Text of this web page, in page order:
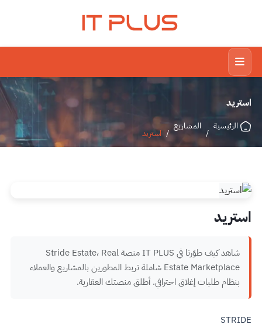
IT PLUS
استريد
الرئيسية
/
المشاريع
/ استريد
استريد
شاهد كيف طوّرنا في IT PLUS منصة Stride Estate، Real
Estate Marketplace شاملة تربط المطورين بالمشاريع والعملاء
بنظام طلبات إغلاق احترافي. أطلق منصتك العقارية.
STRIDE